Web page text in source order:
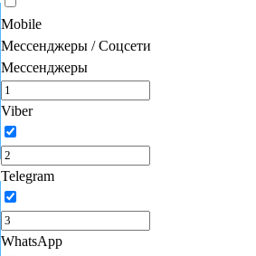
Mobile
Мессенджеры / Соцсети
Мессенджеры
Viber
Telegram
WhatsApp